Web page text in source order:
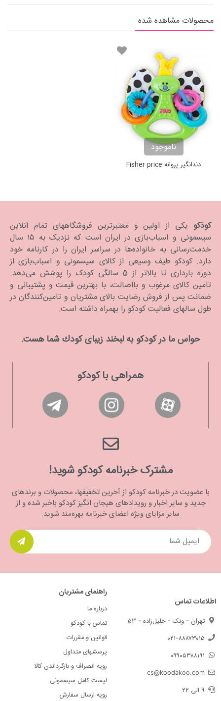
محصولات مشاهده شده
ناموجود
دندانگیر پروانه Fisher price
کودَکو یکی از اولین و معتبرترین فروشگاههای تمام آنلاین
سیسمونی و اسباب‌بازی در ایران است که نزدیک به ۱۵ سال
خدمت‌رسانی به خانواده‌ها در سراسر ایران را در کارنامه خود
دارد. كودكو طیف وسیعی از کالای سیسمونی و اسباب‌بازی از
دوره بارداری تا بالاتر از 5 سالگی کودک را پوشش می‌دهد.
تامین کالای مرغوب و بااصالت، با بهترین قیمت و پشتیبانی و
ضمانت پس از فروش رضایت بالای مشتریان و تامین‌کنندگان در
طول سالهای فعالیت کودکو را بهمراه داشته است.
حواس ما در كودكو به لبخند زیبای كودك شما هست.
همراهی با کودکو
مشترک خبرنامه کودکو شوید!
با عضویت در خبرنامه کودکو از آخرین تخفیفها، محصولات و برندهای
جدید و سایر اخبار و رویدادهای هیجان انگیز کودکو باخبر شده و از
سایر مزایای ویژه اعضای خبرنامه بهره‌مند شوید.
اطلاعات تماس
تهران - ونک - خلیل‌زاده - ۵۳
۰۲۱-۸۸۸۷۳۰۱۵
۰۹۹۰۵۳۸۸۱۹۱
cs@koodakoo.com
۹ الی ۲۲
راهنمای مشتریان
درباره ما
تماس با کودکو
قوانین و مقررات
پرسشهای متداول
رویه انصراف و بازگرداندن کالا
لیست کامل سیسمونی
رویه ارسال سفارش